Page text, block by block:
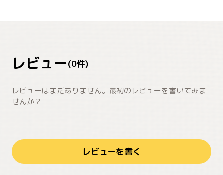
レビュー(0件)
レビューはまだありません。最初のレビューを書いてみま
せんか？
レビューを書く